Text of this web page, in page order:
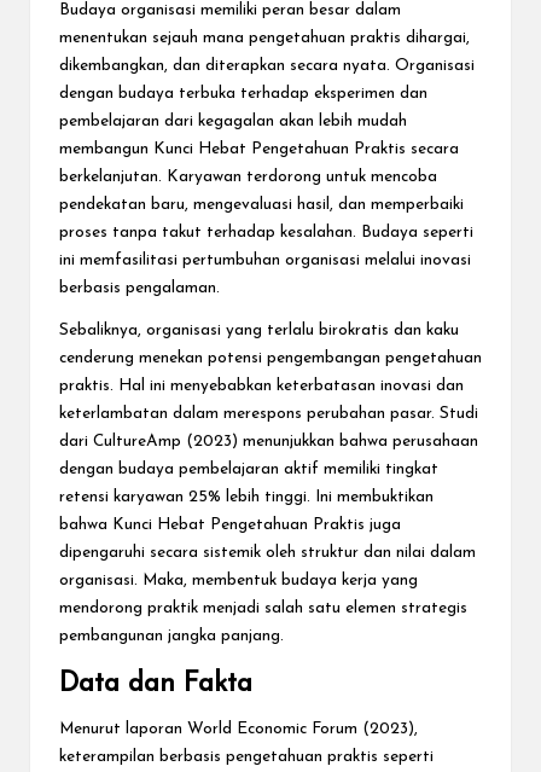
Budaya organisasi memiliki peran besar dalam
menentukan sejauh mana pengetahuan praktis dihargai,
dikembangkan, dan diterapkan secara nyata. Organisasi
dengan budaya terbuka terhadap eksperimen dan
pembelajaran dari kegagalan akan lebih mudah
membangun Kunci Hebat Pengetahuan Praktis secara
berkelanjutan. Karyawan terdorong untuk mencoba
pendekatan baru, mengevaluasi hasil, dan memperbaiki
proses tanpa takut terhadap kesalahan. Budaya seperti
ini memfasilitasi pertumbuhan organisasi melalui inovasi
berbasis pengalaman.
Sebaliknya, organisasi yang terlalu birokratis dan kaku
cenderung menekan potensi pengembangan pengetahuan
praktis. Hal ini menyebabkan keterbatasan inovasi dan
keterlambatan dalam merespons perubahan pasar. Studi
dari CultureAmp (2023) menunjukkan bahwa perusahaan
dengan budaya pembelajaran aktif memiliki tingkat
retensi karyawan 25% lebih tinggi. Ini membuktikan
bahwa Kunci Hebat Pengetahuan Praktis juga
dipengaruhi secara sistemik oleh struktur dan nilai dalam
organisasi. Maka, membentuk budaya kerja yang
mendorong praktik menjadi salah satu elemen strategis
pembangunan jangka panjang.
Data dan Fakta
Menurut laporan World Economic Forum (2023),
keterampilan berbasis pengetahuan praktis seperti